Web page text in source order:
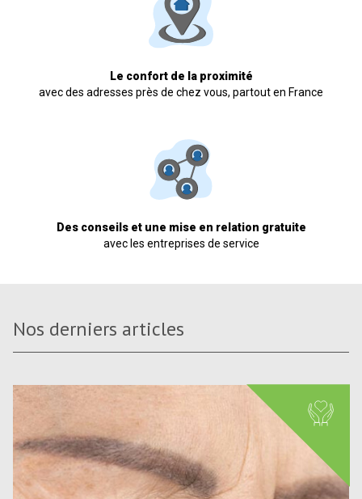
Le confort de la proximité
avec des adresses près de chez vous, partout en France
Des conseils et une mise en relation gratuite
avec les entreprises de service
Nos derniers articles